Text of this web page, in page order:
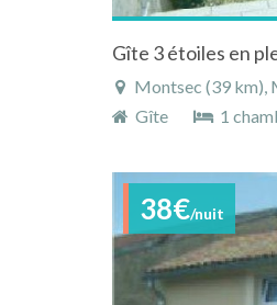
Montsec (39 km),
Gîte
1
38€/nuit